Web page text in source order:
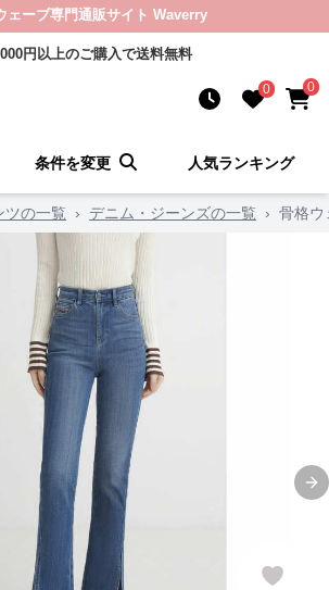
ェーブ専門通販サイト Waverry
円以上のご購入で送料無料
0 0
条件を変更 人気ランキング
ツの一覧 › デニム・ジーンズの一覧 › 骨格ウ